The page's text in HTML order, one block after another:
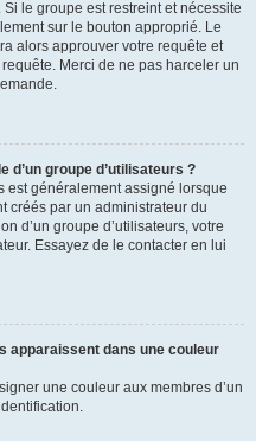
le groupe est restreint et nécessite
sur le bouton approprié. Le
alors approuver votre requête et
Merci de ne pas harceler un
d’un groupe d’utilisateurs ?
est généralement assigné lorsque
créés par un administrateur du
d’un groupe d’utilisateurs, votre
Essayez de le contacter en lui
apparaissent dans une couleur
une couleur aux membres d’un